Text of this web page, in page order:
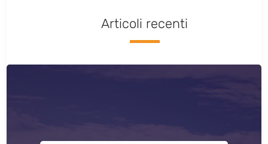
Articoli recenti